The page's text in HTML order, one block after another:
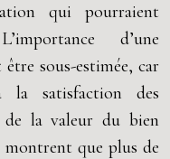
qui pourraient
d’une
sous-estimée, car
la satisfaction des
la valeur du bien
montrent que plus de